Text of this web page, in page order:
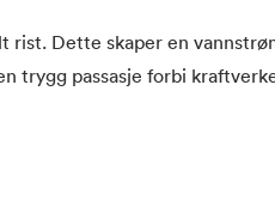
rist. Dette skaper en
trygg passasje forbi